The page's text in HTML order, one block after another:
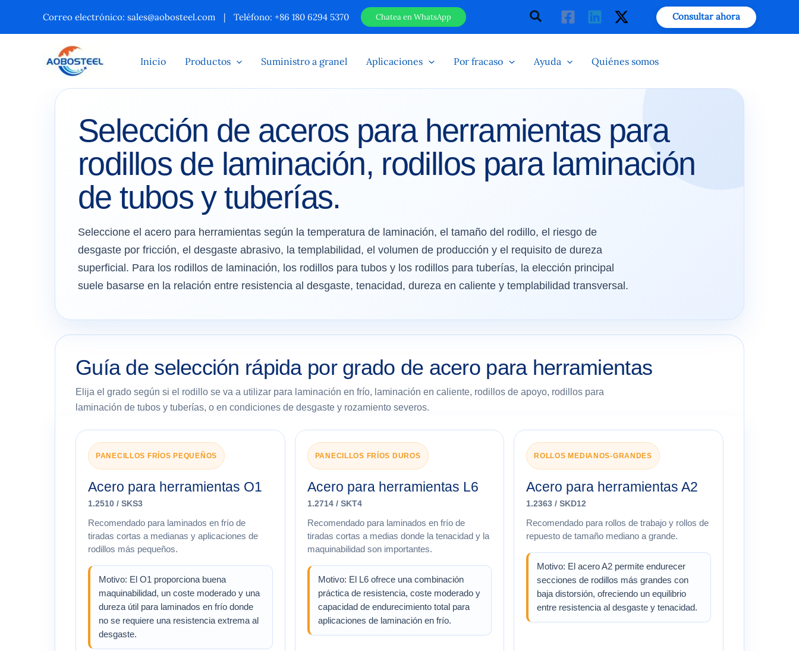
Correo electrónico: sales@aobosteel.com | Teléfono: +86 180 6294 5370 Chatea en WhatsApp Buscar Consultar ahora
Inicio Productos Suministro a granel Aplicaciones Por fracaso Ayuda Quiénes somos
Selección de aceros para herramientas para
rodillos de laminación, rodillos para laminación
de tubos y tuberías.
Seleccione el acero para herramientas según la temperatura de laminación, el tamaño del rodillo, el riesgo de
desgaste por fricción, el desgaste abrasivo, la templabilidad, el volumen de producción y el requisito de dureza
superficial. Para los rodillos de laminación, los rodillos para tubos y los rodillos para tuberías, la elección principal
suele basarse en la relación entre resistencia al desgaste, tenacidad, dureza en caliente y templabilidad transversal.
Guía de selección rápida por grado de acero para herramientas
Elija el grado según si el rodillo se va a utilizar para laminación en frío, laminación en caliente, rodillos de apoyo, rodillos para
laminación de tubos y tuberías, o en condiciones de desgaste y rozamiento severos.
PANECILLOS FRÍOS PEQUEÑOS
Acero para herramientas O1
1.2510 / SKS3
Recomendado para laminados en frío de
tiradas cortas a medianas y aplicaciones de
rodillos más pequeños.
Motivo: El O1 proporciona buena
maquinabilidad, un coste moderado y una
dureza útil para laminados en frío donde
no se requiere una resistencia extrema al
desgaste.
PANECILLOS FRÍOS DUROS
Acero para herramientas L6
1.2714 / SKT4
Recomendado para laminados en frío de
tiradas cortas a medias donde la tenacidad y la
maquinabilidad son importantes.
Motivo: El L6 ofrece una combinación
práctica de resistencia, coste moderado y
capacidad de endurecimiento total para
aplicaciones de laminación en frío.
ROLLOS MEDIANOS-GRANDES
Acero para herramientas A2
1.2363 / SKD12
Recomendado para rollos de trabajo y rollos de
repuesto de tamaño mediano a grande.
Motivo: El acero A2 permite endurecer
secciones de rodillos más grandes con
baja distorsión, ofreciendo un equilibrio
entre resistencia al desgaste y tenacidad.